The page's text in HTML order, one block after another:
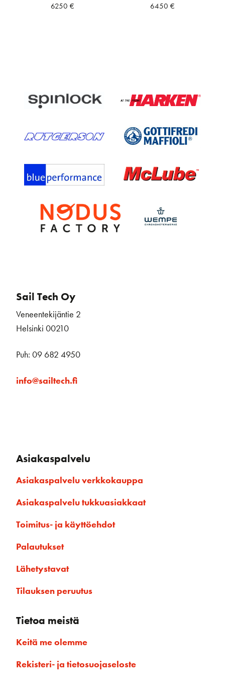
6250 € 6450€
Sail Tech Oy
Veneentekijäntie 2
Helsinki 00210
Puh: 09 682 4950
info@sailtech.fi
Asiakaspalvelu
Asiakaspalvelu verkkokauppa
Asiakaspalvelu tukkuasiakkaat
Toimitus- ja käyttöehdot
Palautukset
Lähetystavat
Tilauksen peruutus
Tietoa meistä
Keitä me olemme
Rekisteri- ja tietosuojaseloste